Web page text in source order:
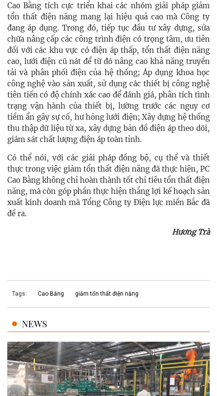
Cao Bằng tích cực triển khai các nhóm giải pháp giảm
tổn thất điện năng mang lại hiệu quả cao mà Công ty
đang áp dụng. Trong đó, tiếp tục đầu tư xây dựng, sửa
chữa nâng cấp các công trình điện có trọng tâm, ưu tiên
đối với các khu vực có điện áp thấp, tổn thất điện năng
cao, lưới điện cũ nát để từ đó nâng cao khả năng truyền
tải và phân phối điện của hệ thống; Áp dụng khoa học
công nghệ vào sản xuất, sử dụng các thiết bị công nghệ
tiên tiến có độ chính xác cao để đánh giá, phân tích tình
trạng vận hành của thiết bị, lường trước các nguy cơ
tiềm ẩn gây sự cố, hư hỏng lưới điện; Xây dựng hệ thống
thu thập dữ liệu từ xa, xây dựng bản đồ điện áp theo dõi,
giám sát chất lượng điện áp toàn tỉnh.
Có thể nói, với các giải pháp đồng bộ, cụ thể và thiết
thực trong việc giảm tổn thất điện năng đã thực hiện, PC
Cao Bằng không chỉ hoàn thành tốt chỉ tiêu tổn thất điện
năng, mà còn góp phần thực hiện thắng lợi kế hoạch sản
xuất kinh doanh mà Tổng Công ty Điện lực miền Bắc đã
đề ra.
Hương Trà
Tags: Cao Bằng giảm tổn thất điện năng
NEWS